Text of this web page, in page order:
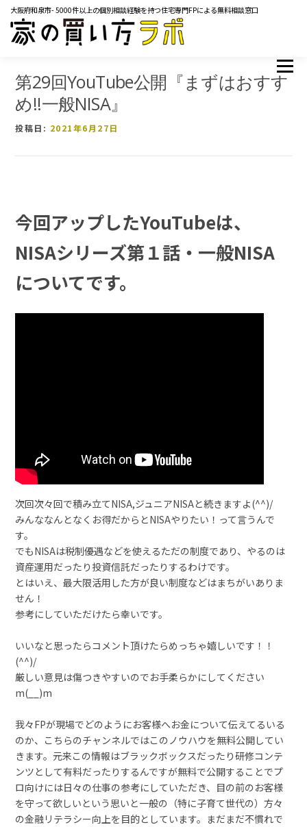
大阪府和泉市- 5000件以上の個別相談経験を持つ住宅専門FPによる無料相談窓口
メニュー
よくあるご質問
マネーコラム YOUTUBE イベント・セミナー
メディア掲載実績 レンタルスペース
お問い合わせ
第29回YouTube公開『まずはおすす
め!!一般NISA』
投稿日: 2021年6月27日
今回アップしたYouTubeは、
NISAシリーズ第１話・一般NISA
についてです。
次回次々回で積み立てNISA,ジュニアNISAと続きますよ(^^)/
みんななんとなくお得だからとNISAやりたい！って言うんで
す。
でもNISAは税制優遇などを使えるただの制度であり、やるのは
資産運用だったり投資信託だったりするわけです。
とはいえ、最大限活用した方が良い制度などはまちがいありま
せん！
参考にしていただけたら幸いです。
いいなと思ったらコメント頂けたらめっちゃ嬉しいです！！
(^^)/
厳しい意見は傷つきやすいのでお手柔らかにしてください
m(__)m
我々FPが現場でどのようにお客様へお金について伝えてるいる
のか、こちらのチャンネルではこのノウハウを無料公開してい
きます。元来この情報はブラックボックスだったり研修コンテ
ンツとして有料だったりするんですが無料で公開することでプ
ロ向けには日々の仕事の参考にしていただき、目の前のお客様
を守って欲しいという思いと一般の（特に子育て世代の）方々
の金融リテラシー向上を目的としています。まだまだ不慣れで